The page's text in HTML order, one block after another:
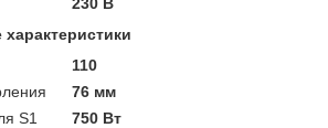
110
76 мм
S1
750 Вт